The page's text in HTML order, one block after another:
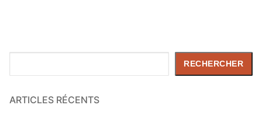
RECHERCHER
ARTICLES RÉCENTS